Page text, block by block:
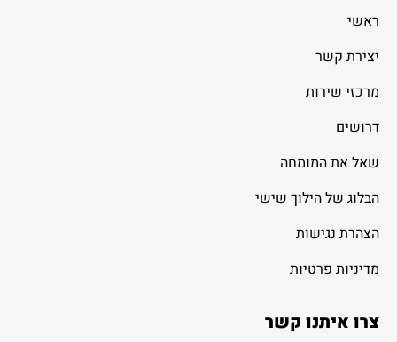
ראשי
יצירת קשר
מרכזי שירות
דרושים
שאל את המומחה
הבלוג של הילוך שישי
הצהרת נגישות
מדיניות פרטיות
צרו איתנו קשר